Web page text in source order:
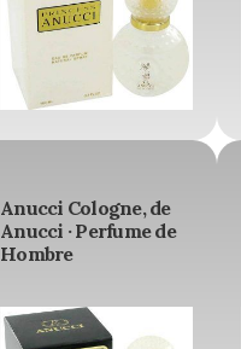
Anucci Cologne, de
Anucci · Perfume de
Hombre